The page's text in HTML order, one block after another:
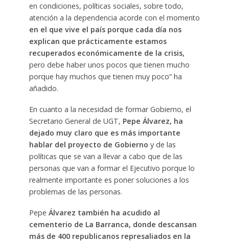
en condiciones, políticas sociales, sobre todo,
atención a la dependencia acorde con el momento
en el que vive el país porque cada día nos
explican que prácticamente estamos
recuperados económicamente de la crisis,
pero debe haber unos pocos que tienen mucho
porque hay muchos que tienen muy poco” ha
añadido.
En cuanto a la necesidad de formar Gobierno, el
Secretario General de UGT, Pepe Álvarez, ha
dejado muy claro que es más importante
hablar del proyecto de Gobierno y de las
políticas que se van a llevar a cabo que de las
personas que van a formar el Ejecutivo porque lo
realmente importante es poner soluciones a los
problemas de las personas.
Pepe Álvarez también ha acudido al
cementerio de La Barranca, donde descansan
más de 400 republicanos represaliados en la